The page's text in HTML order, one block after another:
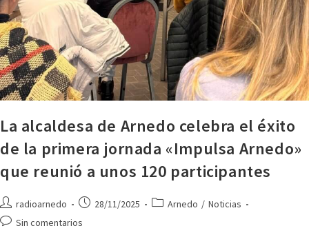
La alcaldesa de Arnedo celebra el éxito
de la primera jornada «Impulsa Arnedo»
que reunió a unos 120 participantes
radioarnedo 28/11/2025 Arnedo / Noticias
Sin comentarios